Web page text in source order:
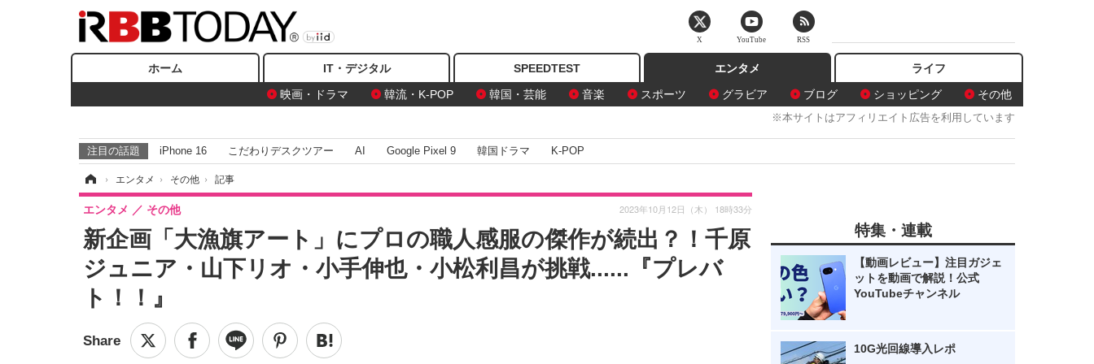
ホーム IT・デジタル SPEEDTEST
エンタメ
映画・ドラマ
韓流・K-POP 韓国・芸能 音楽 スポーツ グラビア ブログ ショッピング その他
ライフ
※本サイトはアフィリエイト広告を利用しています
注目の話題 iPhone 16 こだわりデスクツアー AI Google Pixel 9 韓国ドラマ K-POP
› エンタメ › その他 › 記事
新企画「大漁旗アート」にプロの職人感服の傑作が続出？！千原
ジュニア・山下リオ・小手伸也・小松利昌が挑戦......『プレバ
ト！！』
エンタメ その他 2023年10月12日（木） 18時33分
特集・連載
【動画レビュー】注目ガジェ
ットを動画で解説！公式
YouTubeチャンネル
10G光回線導入レポ
X YouTube RSS